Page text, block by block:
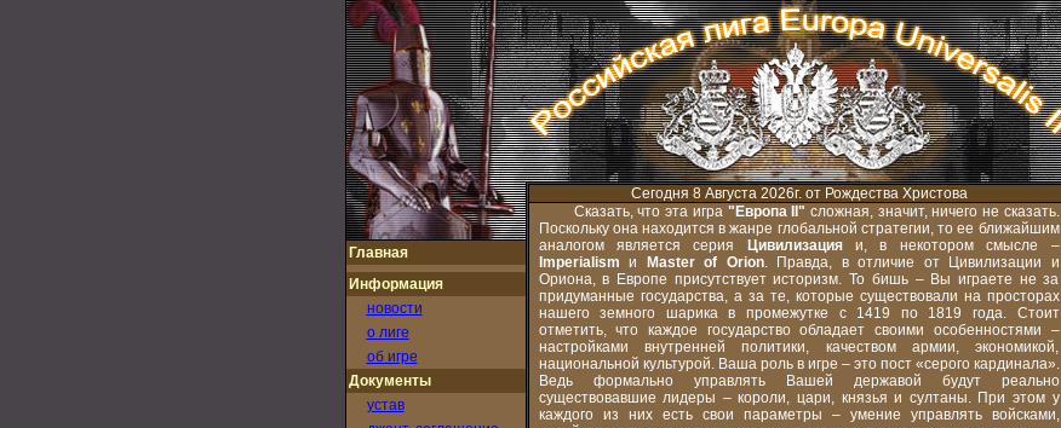
Главная
Информация
новости
о лиге
об игре
Документы
устав
Сегодня 8 Августа 2026г. от Рождества Христова
Сказать, что эта игра "Европа II" сложная, значит, ничего не сказать.
Поскольку она находится в жанре глобальной стратегии, то ее ближайшим
аналогом является серия
Цивилизацияи, в некотором смысле –
Imperialism и Master of Orion. Правда, в отличие от Цивилизации и
Ориона, в Европе присутствует историзм. То бишь – Вы играете не за
придуманные государства, а за те, которые существовали на просторах
нашего земного шарика в промежутке с 1419 по 1819 года. Стоит
отметить, что каждое государство обладает своими особенностями –
настройками внутренней политики, качеством армии, экономикой,
национальной культурой. Ваша роль в игре – это пост «серого кардинала».
Ведь формально управлять Вашей державой будут реально
существовавшие лидеры – короли, цари, князья и султаны. При этом у
каждого из них есть свои параметры – умение управлять войсками,